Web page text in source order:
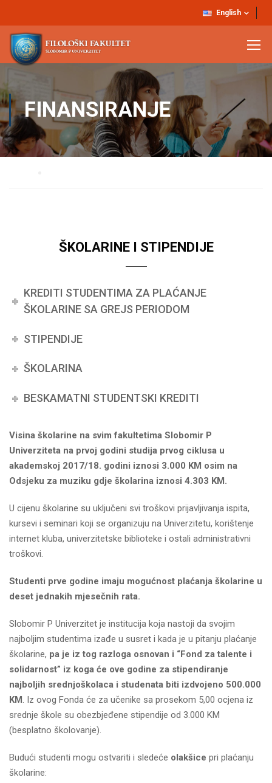
English
FINANSIRANJE
ŠKOLARINE I STIPENDIJE
KREDITI STUDENTIMA ZA PLAĆANJE
ŠKOLARINE SA GREJS PERIODOM
STIPENDIJE
ŠKOLARINA
BESKAMATNI STUDENTSKI KREDITI
Visina školarine na svim fakultetima Slobomir P
Univerziteta na prvoj godini studija prvog ciklusa u
akademskoj 2017/18. godini iznosi 3.000 KM osim na
Odsjeku za muziku gdje školarina iznosi 4.303 KM.
U cijenu školarine su uključeni svi troškovi prijavljivanja ispita,
kursevi i seminari koji se organizuju na Univerzitetu, korištenje
internet kluba, univerzitetske biblioteke i ostali administrativni
troškovi.
Studenti prve godine imaju mogućnost plaćanja školarine u
deset jednakih mjesečnih rata.
Slobomir P Univerzitet je institucija koja nastoji da svojim
najboljim studentima izađe u susret i kada je u pitanju plaćanje
školarine, pa je iz tog razloga osnovan i “Fond za talente i
solidarnost” iz koga će ove godine za stipendiranje
najboljih srednjoškolaca i studenata biti izdvojeno 500.000
KM. Iz ovog Fonda će za učenike sa prosekom 5,00 ocjena iz
srednje škole su obezbjeđene stipendije od 3.000 KM
(besplatno školovanje).
Budući studenti mogu ostvariti i sledeće olakšice pri plaćanju
školarine: